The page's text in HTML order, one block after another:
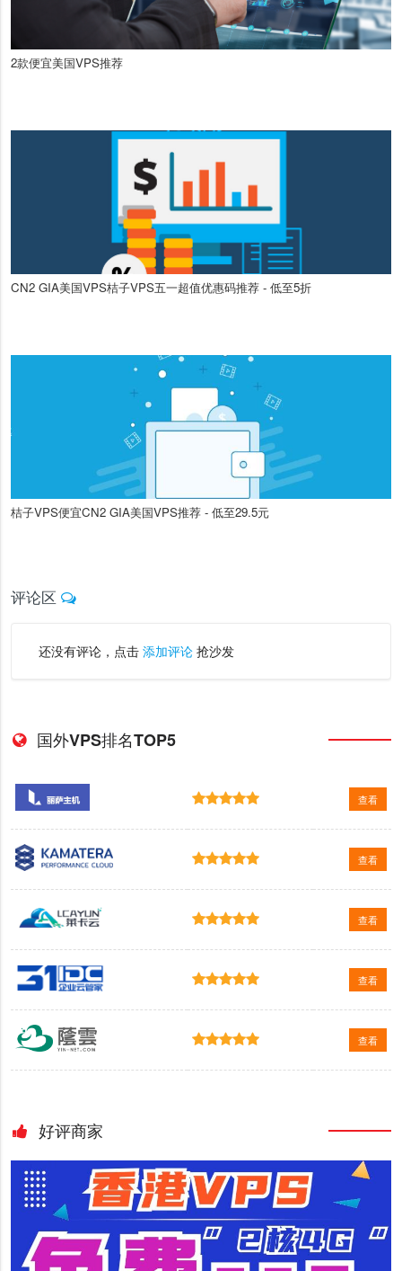
2款便宜美国VPS推荐
CN2 GIA美国VPS桔子VPS五一超值优惠码推荐 - 低至5折
桔子VPS便宜CN2 GIA美国VPS推荐 - 低至29.5元
评论区
还没有评论，点击 添加评论抢沙发
国外VPS排名TOP5
查看
查看
查看
查看
查看
好评商家